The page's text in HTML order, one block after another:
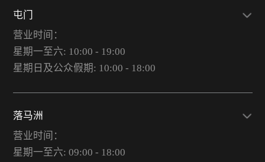
屯门
营业时间：
星期一至六: 10:00 - 19:00
星期日及公众假期: 10:00 - 18:00
落马洲
营业时间：
星期一至六: 09:00 - 18:00